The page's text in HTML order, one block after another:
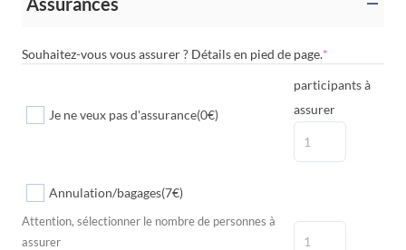
Souhaitez-vous vous assurer ? Détails en pied de page.*
Je ne veux pas d'assurance(0€)
Nombres de
participants à
assurer
Annulation/bagages(7€)
Attention, sélectionner le nombre de personnes à
assurer